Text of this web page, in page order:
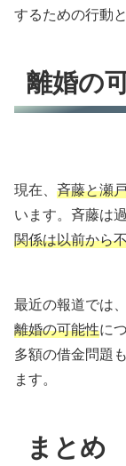
するための行動
離婚の
現在、 斉藤と瀬
います。斉藤は
関係は以前から
最近の報道では、
離婚の可能性に
多額の借金問題
ます。
まとめ